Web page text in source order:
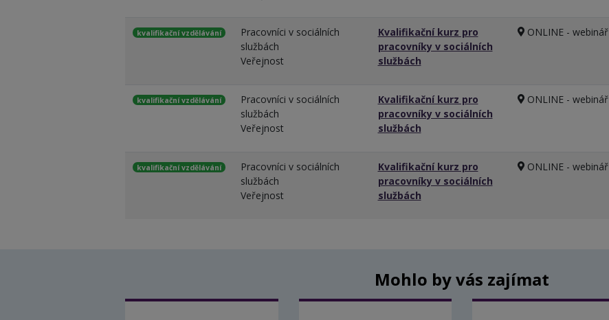
kvalifikační vzdělávání
Pracovníci v sociálních
službách
Veřejnost
Kvalifikační kurz pro
pracovníky v sociálních
službách
ONLINE - webinář
kvalifikační vzdělávání
Pracovníci v sociálních
službách
Veřejnost
Kvalifikační kurz pro
pracovníky v sociálních
službách
ONLINE - webinář
kvalifikační vzdělávání
Pracovníci v sociálních
službách
Veřejnost
Kvalifikační kurz pro
pracovníky v sociálních
službách
ONLINE - webinář
Mohlo by vás zajímat